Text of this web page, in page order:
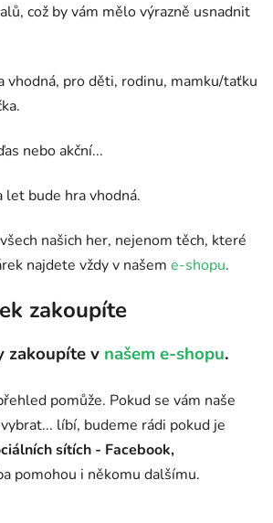
což by vám mělo výrazně usnadnit
vhodná, pro děti, rodinu, mamku/taťku
nebo akční...
let bude hra vhodná.
našich her, nejenom těch, které
najdete vždy v našem e-shopu.
zakoupíte
zakoupíte v našem e-shopu.
pomůže. Pokud se vám naše
líbí, budeme rádi pokud je
sítích - Facebook,
pomohou i někomu dalšímu.